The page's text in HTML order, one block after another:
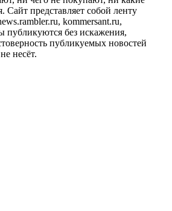
Сайт представляет собой ленту
kommersant.ru,
публикуются без искажения,
публикуемых новостей
несёт.